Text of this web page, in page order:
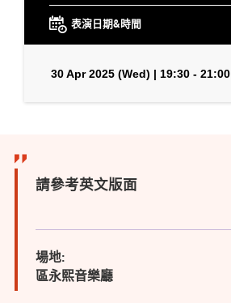
表演日期&時間
30 Apr 2025 (Wed) | 19:30 - 21:00
請參考英文版面
場地:
區永熙音樂廳